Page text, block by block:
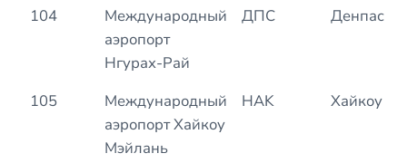
104
Международный
аэропорт
Нгурах-Рай
ДПС Денпасар
105
Международный
аэропорт Хайкоу
Мэйлань
HAK Хайкоу